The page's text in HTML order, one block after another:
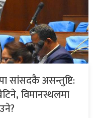
सांसदकै असन्तुष्टि:
विमानस्थलमा